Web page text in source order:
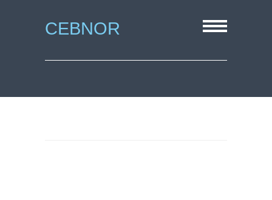
CEBNOR